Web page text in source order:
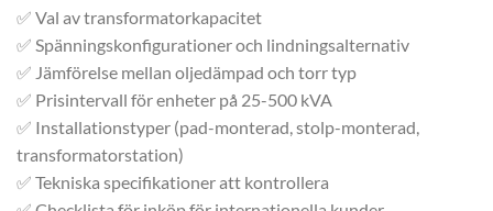
✅ Val av transformatorkapacitet
✅ Spänningskonfigurationer och lindningsalternativ
✅ Jämförelse mellan oljedämpad och torr typ
✅ Prisintervall för enheter på 25-500 kVA
✅ Installationstyper (pad-monterad, stolp-monterad,
transformatorstation)
✅ Tekniska specifikationer att kontrollera